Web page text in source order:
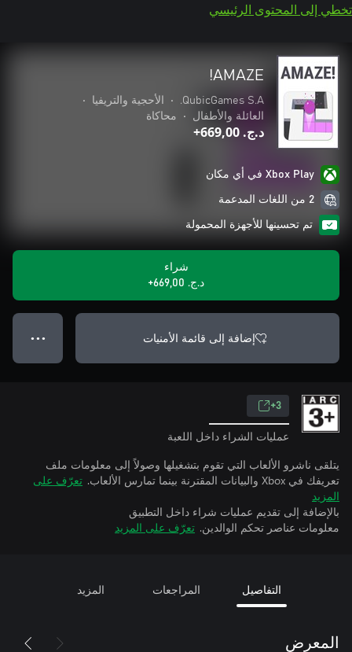
تخطي إلى المحتوى الرئيسي
AMAZE!
QubicGames S.A.
• الأحجية والتريفيا
•
العائلة والأطفال
• محاكاة
د.ج.‏ 669,00+
Xbox Play في أي مكان
2 من اللغات المدعمة
تم تحسينها للأجهزة المحمولة
شراء
د.ج.‏ 669,00+
إضافة إلى قائمة الأمنيات ● ● ●
3+
عمليات الشراء داخل اللعبة
يتلقى ناشرو الألعاب التي تقوم بتشغيلها وصولاً إلى معلومات ملف
تعريفك في Xbox والبيانات المقترنة بينما تمارس الألعاب.
تعرّف على
المزيد
بالإضافة إلى تقديم عمليات شراء داخل التطبيق
معلومات عناصر تحكم الوالدين. تعرّف على المزيد
التفاصيل المراجعات المزيد
المعرض